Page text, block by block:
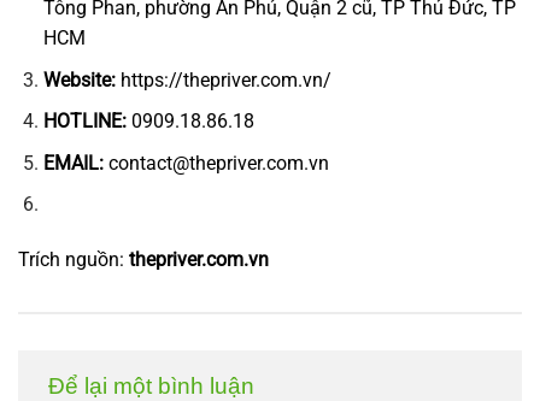
Tông Phan, phường An Phú, Quận 2 cũ, TP Thủ Đức, TP
HCM
Website:https://thepriver.com.vn/
HOTLINE:0909.18.86.18
EMAIL: contact@thepriver.com.vn
Trích nguồn: thepriver.com.vn
Để lại một bình luận